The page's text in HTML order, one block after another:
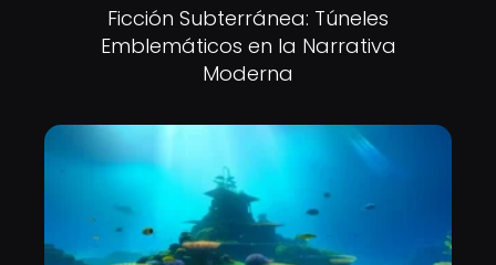
Ficción Subterránea: Túneles
Emblemáticos en la Narrativa
Moderna